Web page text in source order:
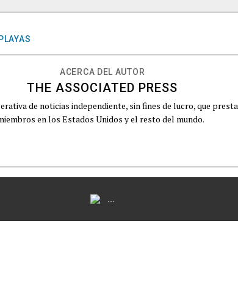
ACERCA DEL AUTOR
THE ASSOCIATED PRESS
de noticias independiente, sin fines de lucro, que presta
en los Estados Unidos y el resto del mundo.
...